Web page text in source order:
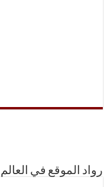
رواد الموقع في العالم